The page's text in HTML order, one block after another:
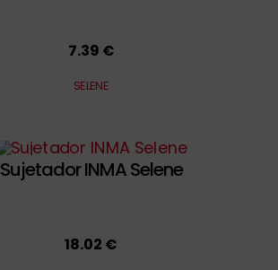
7.39 €
SELENE
Sujetador INMA Selene
18.02 €